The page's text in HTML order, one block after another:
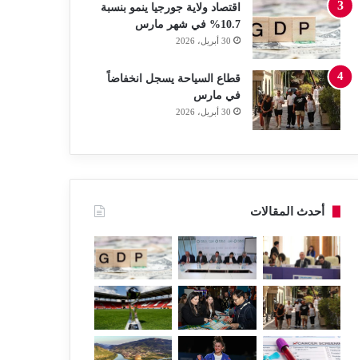
اقتصاد ولاية جورجيا ينمو بنسبة
10.7% في شهر مارس
30 أبريل، 2026
قطاع السياحة يسجل انخفاضاً
في مارس
30 أبريل، 2026
أحدث المقالات